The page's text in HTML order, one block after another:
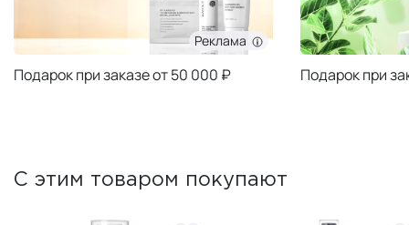
Реклама
Подарок при заказе от 50 000 ₽ Подарок при
С этим товаром покупают